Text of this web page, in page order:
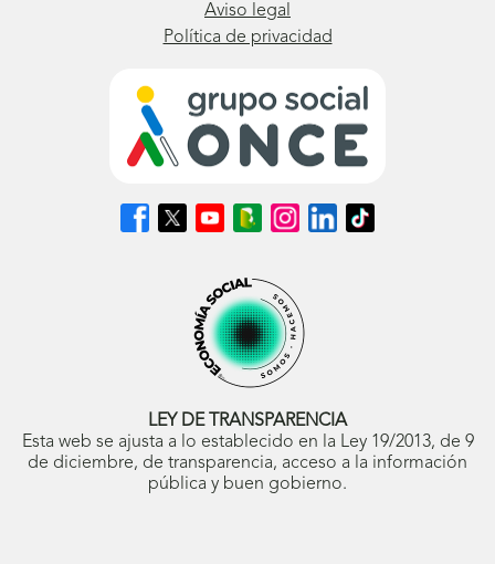
Aviso legal
Política de privacidad
Síguenos
en
Síguenos
en
ventana
nueva)
Síguenos
en
abrirá
en
ventana
nueva)
Síguenos
en
Blog
ONCE
(se
abrirá
en
ventana
Síguenos
en
abrirá
en
ventana
nueva)
Síguenos
en
Síguenos
en
LEY DE TRANSPARENCIA
Esta web se ajusta a lo establecido en la Ley 19/2013, de 9
de diciembre, de transparencia, acceso a la información
pública y buen gobierno.